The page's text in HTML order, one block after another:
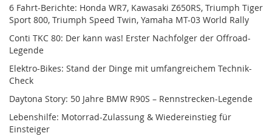
6 Fahrt-Berichte: Honda WR7, Kawasaki Z650RS, Triumph Tiger
Sport 800, Triumph Speed Twin, Yamaha MT-03 World Rally
Conti TKC 80: Der kann was! Erster Nachfolger der Offroad-
Legende
Elektro-Bikes: Stand der Dinge mit umfangreichem Technik-
Check
Daytona Story: 50 Jahre BMW R90S – Rennstrecken-Legende
Lebenshilfe: Motorrad-Zulassung & Wiedereinstieg für
Einsteiger